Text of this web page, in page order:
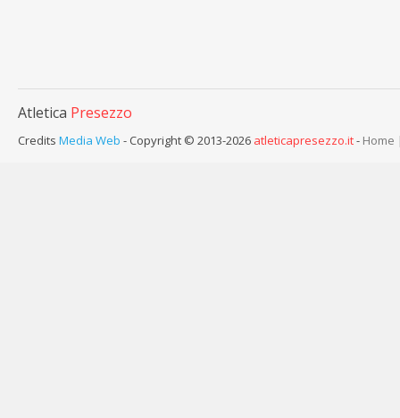
Atletica Presezzo
Credits Media Web - Copyright © 2013-2026 atleticapresezzo.it- Home